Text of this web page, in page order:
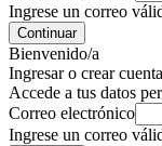
Ingrese un correo
Continuar
Bienvenido/a
Ingresar o crear cuenta
Accede a tus datos
Correo electrónico
Ingrese un correo